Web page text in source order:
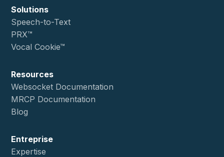
Solutions
Speech-to-Text
PRX™
Vocal Cookie™
Resources
Websocket Documentation
MRCP Documentation
Blog
Entreprise
Expertise